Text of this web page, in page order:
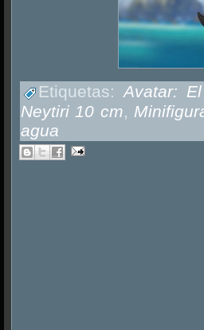
Etiquetas: Avatar:
Neytiri 10 cm,
agua